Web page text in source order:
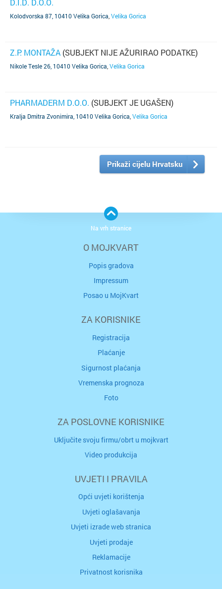
D.I.D. D.O.O.
Kolodvorska 87, 10410 Velika Gorica Velika Gorica
Z.P. MONTAŽA (SUBJEKT NIJE AŽURIRAO PODATKE)
Nikole Tesle 26, 10410 Velika Gorica Velika Gorica
PHARMADERM D.O.O. (SUBJEKT JE UGAŠEN)
Kralja Dmitra Zvonimira, 10410 Velika Gorica Velika Gorica
Prikaži cijelu Hrvatsku
O MOJKVART
Popis gradova
Impressum
Posao u MojKvart
ZA KORISNIKE
Registracija
Plaćanje
Sigurnost plaćanja
Vremenska prognoza
Foto
ZA POSLOVNE KORISNIKE
Uključite svoju firmu/obrt u mojkvart
Video produkcija
UVJETI I PRAVILA
Opći uvjeti korištenja
Uvjeti oglašavanja
Uvjeti izrade web stranica
Uvjeti prodaje
Reklamacije
Privatnost korisnika
Na vrh stranice